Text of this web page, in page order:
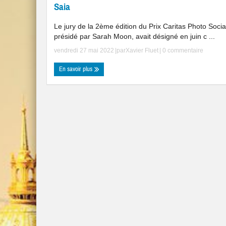
Saia
Le jury de la 2ème édition du Prix Caritas Photo
présidé par Sarah Moon, avait désigné en juin c ...
vendredi 27 mai 2022 |parXavier Fluet 0 commentaire
En savoir plus